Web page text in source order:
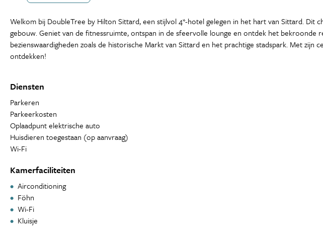
Welkom bij DoubleTree by Hilton Sittard, een stijlvol 4*-hotel gelegen in het hart van Sittard.
gebouw. Geniet van de fitnessruimte, ontspan in de sfeervolle lounge en ontdek het
bezienswaardigheden zoals de historische Markt van Sittard en het prachtige stadspark. Met
ontdekken!
Diensten
Parkeren
Parkeerkosten
Oplaadpunt elektrische auto
Huisdieren toegestaan (op aanvraag)
Wi-Fi
Kamerfaciliteiten
Airconditioning
Föhn
Wi-Fi
Kluisje